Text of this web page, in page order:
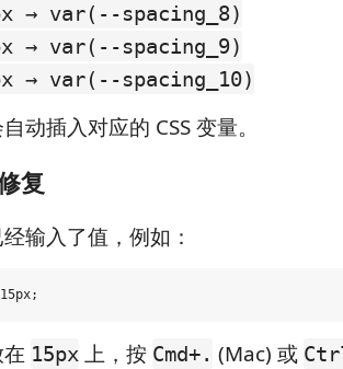
→ var(--spacing_8)
→ var(--spacing_9)
→ var(--spacing_10)
动插入对应的 CSS 变量。
复
输入了值，例如：
15px 上，按 Cmd+. (Mac) 或